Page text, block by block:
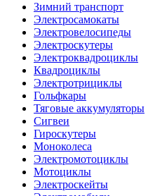
Зимний транспорт
Электросамокаты
Электровелосипеды
Электроскутеры
Электроквадроциклы
Квадроциклы
Электротрициклы
Гольфкары
Тяговые аккумуляторы
Сигвеи
Гироскутеры
Моноколеса
Электромотоциклы
Мотоциклы
Электроскейты